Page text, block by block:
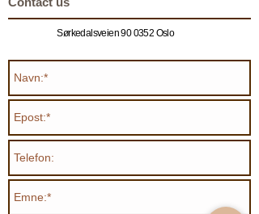
Sørkedalsveien 90 0352 Oslo